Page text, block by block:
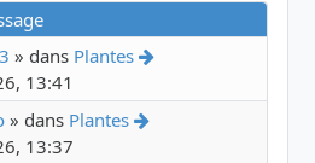
» dans Plantes
Voir le dernier
13:41
» dans Plantes
Voir le dernier
13:37